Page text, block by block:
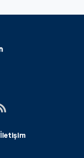
İletişim